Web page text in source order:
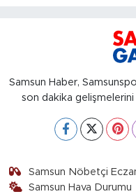
Samsun Haber,
son dakika
Samsun Nöbetçi
Samsun Hava Durumu